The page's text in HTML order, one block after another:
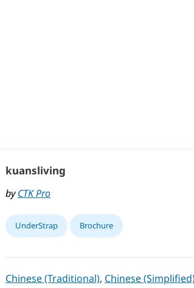
kuansliving
byCTK Pro
UnderStrap Brochure
Chinese (Traditional), Chinese